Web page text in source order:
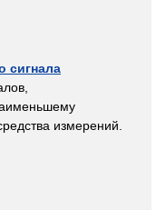
сигнала
измерений.